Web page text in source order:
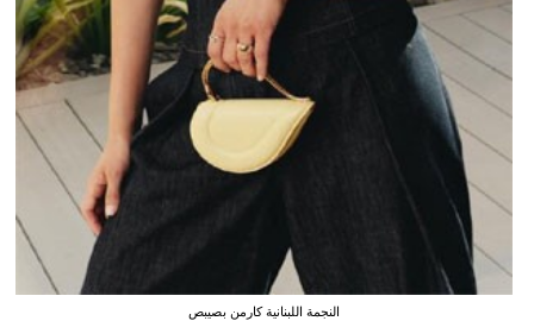
النجمة اللبنانية كارمن بصيبص